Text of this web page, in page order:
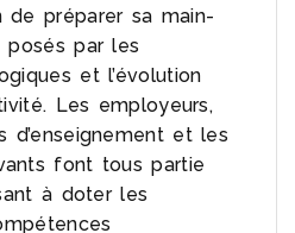
de préparer sa main-
posés par les
et l’évolution
Les employeurs,
d’enseignement et les
font tous partie
à doter les